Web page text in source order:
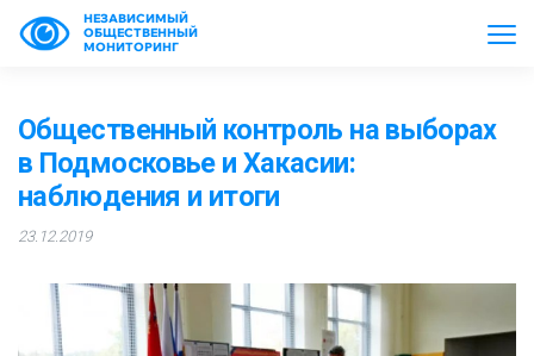
НЕЗАВИСИМЫЙ
ОБЩЕСТВЕННЫЙ
МОНИТОРИНГ
Общественный контроль на выборах
в Подмосковье и Хакасии:
наблюдения и итоги
23.12.2019